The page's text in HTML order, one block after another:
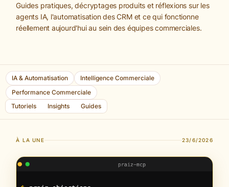
Guides pratiques, décryptages produits et réflexions sur les
agents IA, l'automatisation des CRM et ce qui fonctionne
réellement aujourd'hui au sein des équipes commerciales.
IA & Automatisation
Intelligence Commerciale
Performance Commerciale
Tutoriels
Insights Guides
À LA UNE 23/6/2026